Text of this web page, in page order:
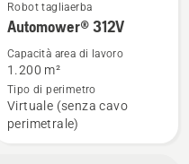
Vedi
maggiori
dettagli
Automower®
312V
Robot tagliaerba
Automower® 312V
Capacità area di lavoro
1.200 m²
Tipo di perimetro
Virtuale (senza cavo
perimetrale)